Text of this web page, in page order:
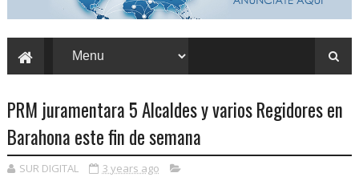
PRM juramentara 5 Alcaldes y varios Regidores en
Barahona este fin de semana
SUR DIGITAL 3 years ago